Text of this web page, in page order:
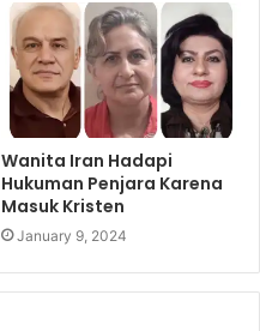
Wanita Iran Hadapi
Hukuman Penjara Karena
Masuk Kristen
January 9, 2024